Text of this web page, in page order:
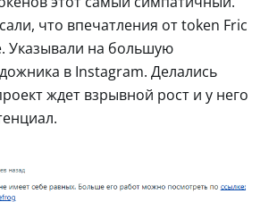
что впечатления от token Fric
Указывали на большую
в Instagram. Делались
ждет взрывной рост и у него